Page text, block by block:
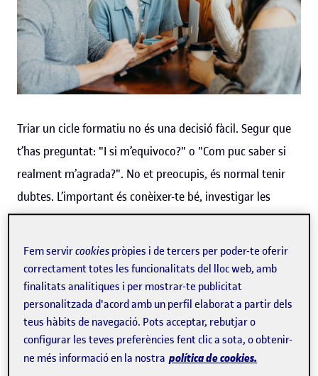
Triar un cicle formatiu no és una decisió fàcil. Segur que
t’has preguntat: "I si m’equivoco?" o "Com puc saber si
realment m’agrada?". No et preocupis, és normal tenir
dubtes. L’important és conèixer-te bé, investigar les
opcions i prendre una decisió informada.
Pensa en el que t’agrada fer
Abans de decidir-te per un cicle formatiu, pregunta’t què
és el que realment et motiva. Ets una persona creativa i
t’encanta la comunicació? Màrqueting i Publicitat podria
ser una bona opció. Prefereixes resoldre problemes lògics
Fem servircookies pròpies i de tercers per poder-te oferir
correctament totes les funcionalitats del lloc web, amb
finalitats analítiques i per mostrar-te publicitat
personalitzada d'acord amb un perfil elaborat a partir dels
teus hàbits de navegació. Pots acceptar, rebutjar o
configurar les teves preferències fent clic a sota, o obtenir-
ne més informació en la nostra política de cookies.